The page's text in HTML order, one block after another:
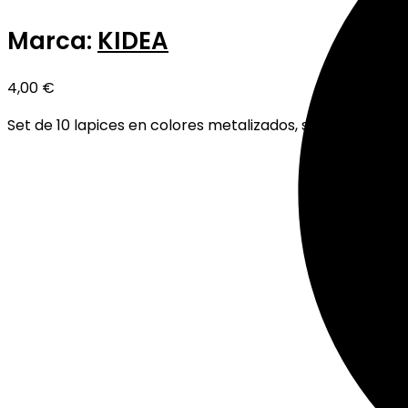
Marca: KIDEA
4,00 €
Set de 10 lapices en colores metalizados, su forma